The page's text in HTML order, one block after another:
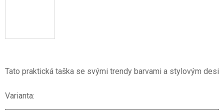
Tato praktická taška se svými trendy barvami a stylovým
Varianta: